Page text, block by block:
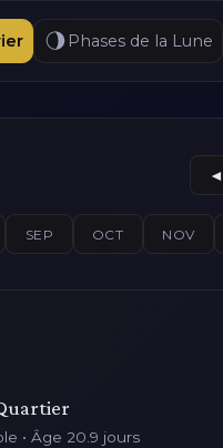
Phases de la Lune
◄
SEP OCT NOV
• Âge 20.9 jours